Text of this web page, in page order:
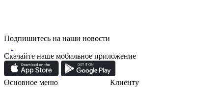
Подпишитесь на наши новости
Скачайте наше мобильное приложение
Основное меню
Клиенту